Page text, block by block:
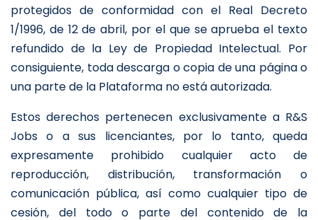
protegidos de conformidad con el Real Decreto
1/1996, de 12 de abril, por el que se aprueba el texto
refundido de la Ley de Propiedad Intelectual. Por
consiguiente, toda descarga o copia de una página o
una parte de la Plataforma no está autorizada.
Estos derechos pertenecen exclusivamente a R&S
Jobs o a sus licenciantes, por lo tanto, queda
expresamente prohibido cualquier acto de
reproducción, distribución, transformación o
comunicación pública, así como cualquier tipo de
cesión, del todo o parte del contenido de la